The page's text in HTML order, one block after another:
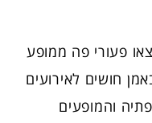
פעורי פה ממופע
חושים לאירועים
והמופעים